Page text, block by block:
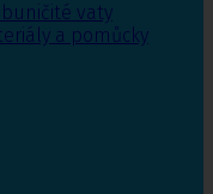
vaty
a pomůcky